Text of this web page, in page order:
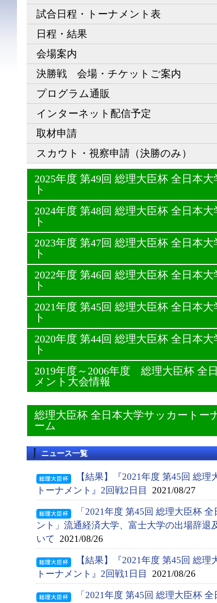
試合日程・トーナメント表
日程・結果
会場案内
決勝戦 会場・チケットご案内
プログラム通販
インターネット配信予定
取材申請
スカウト・視察申請（決勝のみ）
2025年度 第49回 総理大臣杯 全日本
ト
2024年度 第48回 総理大臣杯 全日本
ト
2023年度 第47回 総理大臣杯 全日本
ト
2022年度 第46回 総理大臣杯 全日本
ト
2021年度 第45回 総理大臣杯 全日本
ト
2020年度 第44回 総理大臣杯 全日本
ト
2019年度～2006年度 総理大臣杯 全
メント大会情報
総理大臣杯 全日本大学サッカート
ーム
ニュース一覧
【結果】『2021年度 第45回 総
トーナメント』2回戦2日目
2021/08/27
「2021年度 第45回 総理大臣杯
ント」流通経済大学、富士大学の出場辞退
いて 2021/08/26
【結果】『2021年度 第45回 総
トーナメント』2回戦1日目
2021/08/26
「2021年度 第45回 総理大臣杯